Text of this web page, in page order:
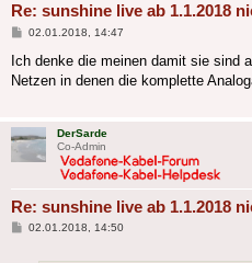
Re: sunshine live ab 1.1.2018
Beitrag
02.01.2018, 14:47
Ich denke die meinen damit sie sind
Netzen in denen die komplette
DerSarde
Co-Admin
Re: sunshine live ab 1.1.2018
Beitrag
02.01.2018, 14:50